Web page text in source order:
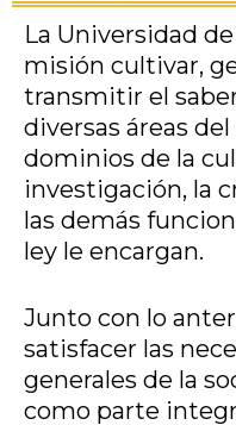
La Universidad
misión cultivar,
transmitir el
diversas áreas
dominios de la
investigación, la
las demás
ley le encargan.
Junto con lo
satisfacer las
generales de la
como parte